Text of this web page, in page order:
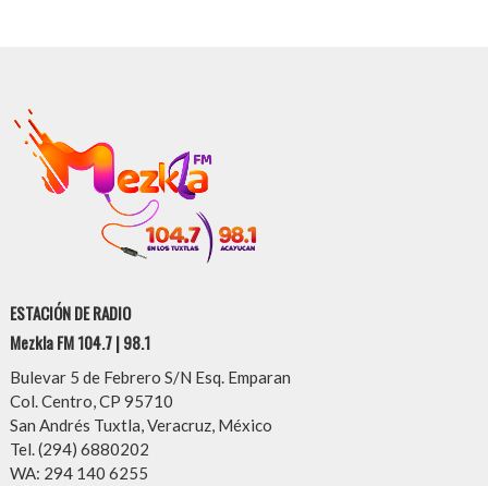
ESTACIÓN DE RADIO
Mezkla FM 104.7 | 98.1
Bulevar 5 de Febrero S/N Esq. Emparan
Col. Centro, CP 95710
San Andrés Tuxtla, Veracruz, México
Tel. (294) 6880202
WA: 294 140 6255